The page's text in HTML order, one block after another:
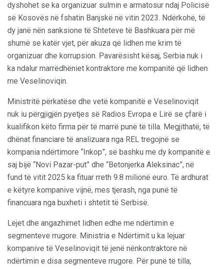
dyshohet se ka organizuar sulmin e armatosur ndaj Policisë
së Kosovës në fshatin Banjskë në vitin 2023. Ndërkohë, të
dy janë nën sanksione të Shteteve të Bashkuara për më
shumë se katër vjet, për akuza që lidhen me krim të
organizuar dhe korrupsion. Pavarësisht kësaj, Serbia nuk i
ka ndalur marrëdhëniet kontraktore me kompanitë që lidhen
me Veselinoviqin.
Ministritë përkatëse dhe vetë kompanitë e Veselinoviqit
nuk iu përgjigjën pyetjes së Radios Evropa e Lirë se çfarë i
kualifikon këto firma për të marrë punë të tilla. Megjithatë, të
dhënat financiare të analizuara nga REL tregojnë se
kompania ndërtimore “Inkop”, së bashku me dy kompanitë e
saj bijë “Novi Pazar-put” dhe “Betonjerka Aleksinac”, në
fund të vitit 2025 ka fituar rreth 9.8 milionë euro. Të ardhurat
e këtyre kompanive vijnë, mes tjerash, nga punë të
financuara nga buxheti i shtetit të Serbisë.
Lejet dhe angazhimet lidhen edhe me ndërtimin e
segmenteve rrugore. Ministria e Ndërtimit u ka lejuar
kompanive të Veselinoviqit të jenë nënkontraktore në
ndërtimin e disa segmenteve rrugore. Për punë të tilla,